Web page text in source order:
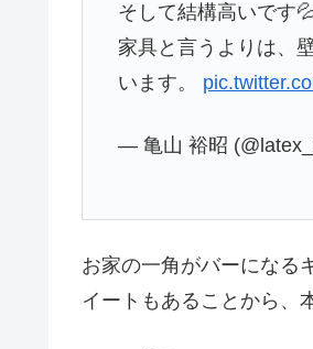
そして結構高いです
家具と言うよりは、
います。
— 亀山 裕昭
お家の一角がバーになる
イートもあることから、